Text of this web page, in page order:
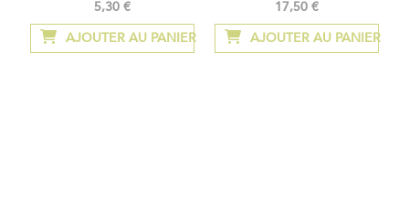
5,30 €
AJOUTER AU PANIER
17,50 €
AJOUTER AU PANIER